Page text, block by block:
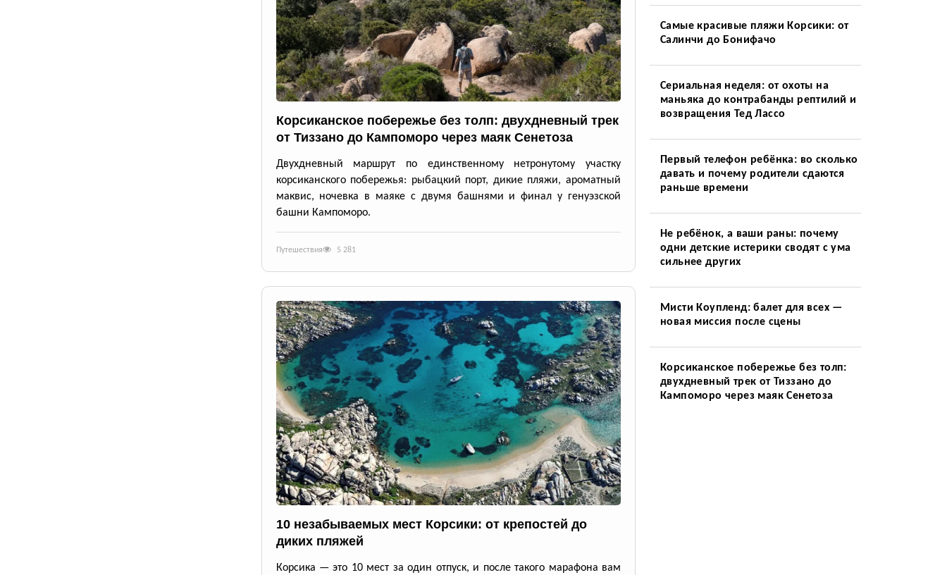
Корсиканское побережье без толп: двухдневный трек
от Тиззано до Кампоморо через маяк Сенетоза
Двухдневный маршрут по единственному нетронутому участку
корсиканского побережья: рыбацкий порт, дикие пляжи, ароматный
маквис, ночевка в маяке с двумя башнями и финал у генуэзской
башни Кампоморо.
Путешествия 5 281
10 незабываемых мест Корсики: от крепостей до
диких пляжей
Корсика — это 10 мест за один отпуск, и после такого марафона вам
Самые красивые пляжи Корсики: от
Салинчи до Бонифачо
Сериальная неделя: от охоты на
маньяка до контрабанды рептилий и
возвращения Тед Лассо
Первый телефон ребёнка: во сколько
давать и почему родители сдаются
раньше времени
Не ребёнок, а ваши раны: почему
одни детские истерики сводят с ума
сильнее других
Мисти Коупленд: балет для всех —
новая миссия после сцены
Корсиканское побережье без толп:
двухдневный трек от Тиззано до
Кампоморо через маяк Сенетоза